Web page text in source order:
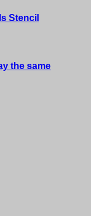
Stencil
the same